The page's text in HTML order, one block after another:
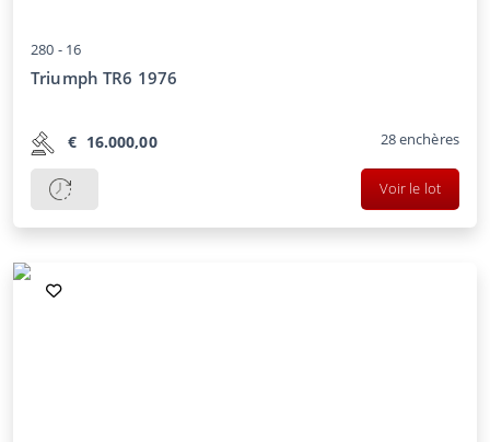
280 - 16
Triumph TR6 1976
€ 16.000,00 28enchères
Voir le lot